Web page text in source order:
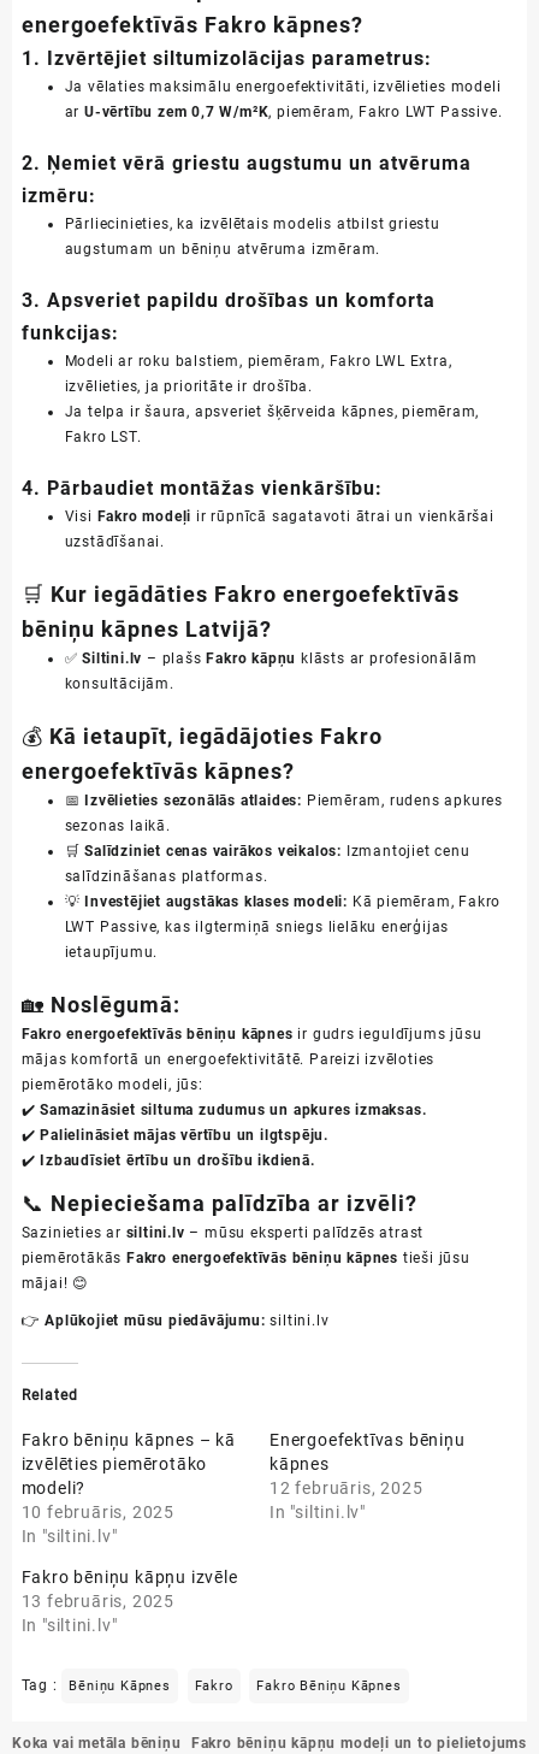
energoefektīvās Fakro kāpnes?
1. Izvērtējiet siltumizolācijas parametrus:
Ja vēlaties maksimālu energoefektivitāti, izvēlieties modeli
ar U-vērtību zem 0,7 W/m²K, piemēram, Fakro LWT Passive.
2. Ņemiet vērā griestu augstumu un atvēruma
izmēru:
Pārliecinieties, ka izvēlētais modelis atbilst griestu
augstumam un bēniņu atvēruma izmēram.
3. Apsveriet papildu drošības un komforta
funkcijas:
Modeli ar roku balstiem, piemēram, Fakro LWL Extra ,
izvēlieties, ja prioritāte ir drošība.
Ja telpa ir šaura, apsveriet šķērveida kāpnes, piemēram,
Fakro LST.
4. Pārbaudiet montāžas vienkāršību:
Visi Fakro modeļi ir rūpnīcā sagatavoti ātrai un vienkāršai
uzstādīšanai.
🛒 Kur iegādāties Fakro energoefektīvās
bēniņu kāpnes Latvijā?
✅Siltini.lv – plašsFakro kāpņu klāsts ar profesionālām
konsultācijām.
💰 Kā ietaupīt, iegādājoties Fakro
energoefektīvās kāpnes?
📅Izvēlieties sezonālās atlaides: Piemēram, rudens apkures
sezonas laikā.
🛒Salīdziniet cenas vairākos veikalos: Izmantojiet cenu
salīdzināšanas platformas.
💡Investējiet augstākas klases modeli: Kā piemēram, Fakro
LWT Passive, kas ilgtermiņā sniegs lielāku enerģijas
ietaupījumu.
🏡 Noslēgumā:
Fakro energoefektīvās bēniņu kāpnes ir gudrs ieguldījums jūsu
mājas komfortā un energoefektivitātē. Pareizi izvēloties
piemērotāko modeli, jūs:
✔️Samazināsiet siltuma zudumus un apkures izmaksas.
✔️Palielināsiet mājas vērtību un ilgtspēju.
✔️Izbaudīsiet ērtību un drošību ikdienā.
📞 Nepieciešama palīdzība ar izvēli?
Sazinieties ar siltini.lv – mūsu eksperti palīdzēs atrast
piemērotākās Fakro energoefektīvās bēniņu kāpnes tieši jūsu
mājai! 😊
👉 Aplūkojiet mūsu piedāvājumu: siltini.lv
Related
Fakro bēniņu kāpnes – kā
izvēlēties piemērotāko
modeli?
10 februāris, 2025
In "siltini.lv"
Energoefektīvas bēniņu
kāpnes
12 februāris, 2025
In "siltini.lv"
Fakro bēniņu kāpņu izvēle
13 februāris, 2025
In "siltini.lv"
Tag : Bēniņu Kāpnes Fakro Fakro Bēniņu Kāpnes
Ziņu
Koka vai metāla bēniņu
Fakro bēniņu kāpņu modeļi un to pielietojums